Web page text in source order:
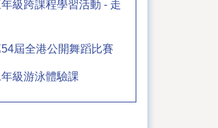
級跨課程學習活動 - 走
屆全港公開舞蹈比賽
級游泳體驗課